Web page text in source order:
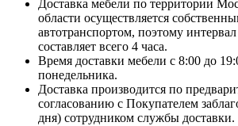
Доставка мебели по территории
области осуществляется
автотранспортом, поэтому
составляет всего 4 часа.
Время доставки мебели с 8:00 до
понедельника.
Доставка производится по
согласованию с Покупателем
дня) сотрудником службы доставки.